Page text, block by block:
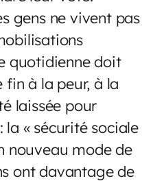
gens ne vivent pas
quotidienne doit
fin à la peur, à la
laissée pour
« sécurité sociale
nouveau mode de
ont davantage de